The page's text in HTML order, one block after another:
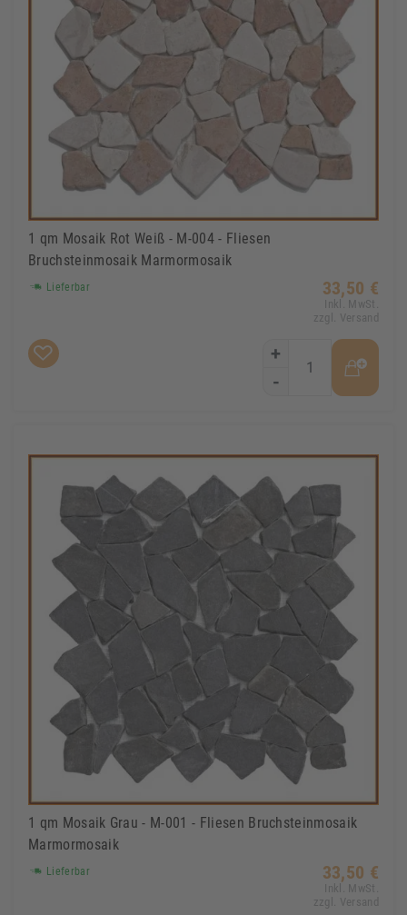
1 qm Mosaik Rot Weiß - M-004 - Fliesen
Bruchsteinmosaik Marmormosaik
Lieferbar 33,50 €
Inkl. MwSt.
zzgl. Versand
+
-
1 qm Mosaik Grau - M-001 - Fliesen Bruchsteinmosaik
Marmormosaik
Lieferbar 33,50 €
Inkl. MwSt.
zzgl. Versand